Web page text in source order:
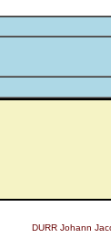
DURR Johann